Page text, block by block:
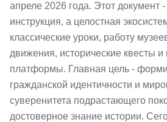
апреле 2026 года. Этот документ
инструкция, а целостная
классические уроки, работу
движения, исторические квесты
платформы. Главная цель -
гражданской идентичности и
суверенитета подрастающего
достоверное знание истории.